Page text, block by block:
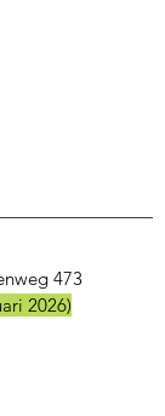
473
2026)